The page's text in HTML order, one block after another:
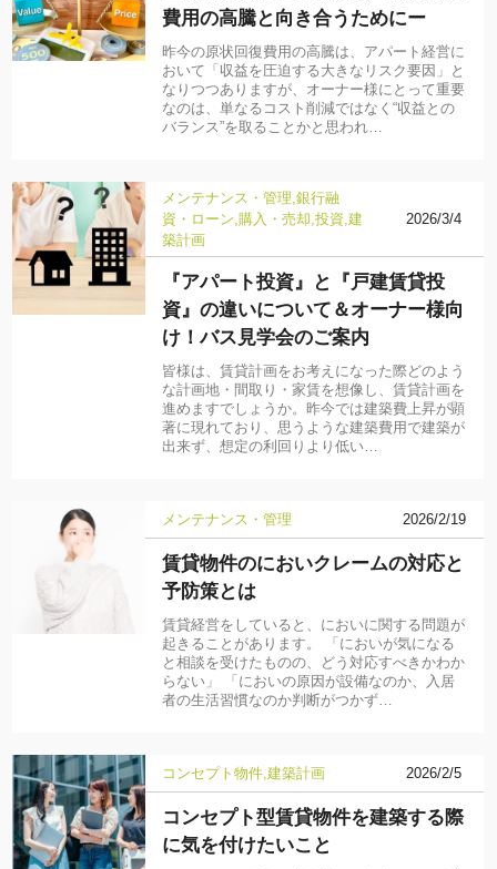
費用の高騰と向き合うためにー
昨今の原状回復費用の高騰は、アパート経営に
おいて「収益を圧迫する大きなリスク要因」と
なりつつありますが、オーナー様にとって重要
なのは、単なるコスト削減ではなく“収益との
バランス”を取ることかと思われ…
メンテナンス・管理 銀行融
資・ローン 購入・売却 投資 建
築計画
2026/3/4
『アパート投資』と『戸建賃貸投
資』の違いについて＆オーナー様向
け！バス見学会のご案内
皆様は、賃貸計画をお考えになった際どのよう
な計画地・間取り・家賃を想像し、賃貸計画を
進めますでしょうか。昨今では建築費上昇が顕
著に現れており、思うような建築費用で建築が
出来ず、想定の利回りより低い…
メンテナンス・管理 2026/2/19
賃貸物件のにおいクレームの対応と
予防策とは
賃貸経営をしていると、においに関する問題が
起きることがあります。 「においが気になる
と相談を受けたものの、どう対応すべきかわか
らない」 「においの原因が設備なのか、入居
者の生活習慣なのか判断がつかず…
コンセプト物件 建築計画 2026/2/5
コンセプト型賃貸物件を建築する際
に気を付けたいこと